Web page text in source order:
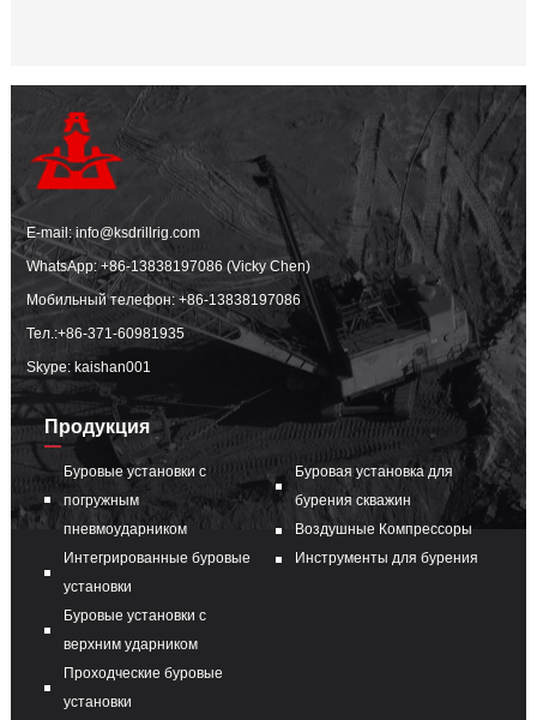
E-mail:info@ksdrillrig.com
WhatsApp:+86-13838197086 (Vicky Chen)
Мобильный телефон:+86-13838197086
Тел.:+86-371-60981935
Skype: kaishan001
Продукция
Буровые установки с
погружным
пневмоударником
Интегрированные буровые
установки
Буровые установки с
верхним ударником
Проходческие буровые
установки
Буровая установка для
бурения скважин
Воздушные Компрессоры
Инструменты для бурения